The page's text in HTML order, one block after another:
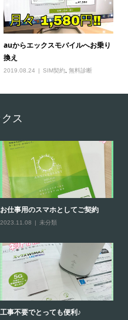
auからエックスモバイルへお乗り
換え
2019.08.24 SIM契約 ,無料診断
ス
お仕事用のスマホとしてご契約
2023.11.08 未分類
工事不要でとっても便利♪